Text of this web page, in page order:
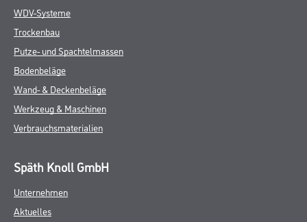
WDV-Systeme
Trockenbau
Putze- und Spachtelmassen
Bodenbeläge
Wand- & Deckenbeläge
Werkzeug & Maschinen
Verbrauchsmaterialien
Späth Knoll GmbH
Unternehmen
Aktuelles